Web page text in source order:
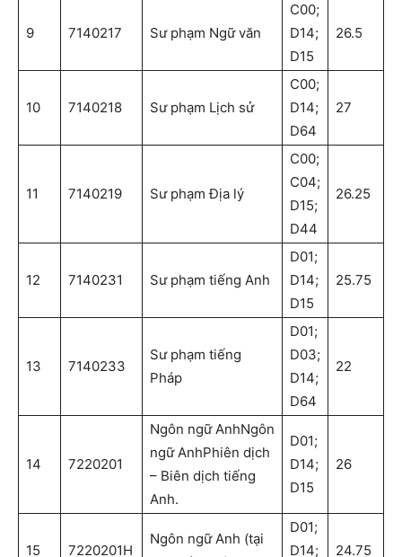
9 7140217 Sư phạm Ngữ văn
C00;
D14;
D15
26.5
10 7140218 Sư phạm Lịch sử
C00;
D14;
D64
27
11 7140219 Sư phạm Địa lý
C00;
C04;
D15;
D44
26.25
12 7140231 Sư phạm tiếng Anh
D01;
D14;
D15
25.75
13 7140233
Sư phạm tiếng
Pháp
D01;
D03;
D14;
D64
22
14 7220201
Ngôn ngữ AnhNgôn
ngữ AnhPhiên dịch
– Biên dịch tiếng
Anh.
D01;
D14;
D15
26
15 7220201H
Ngôn ngữ Anh (tại
D01;
D14;
24.75